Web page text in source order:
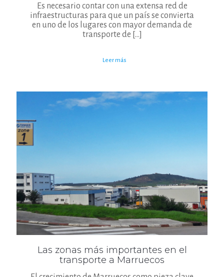
Es necesario contar con una extensa red de
infraestructuras para que un país se convierta
en uno de los lugares con mayor demanda de
transporte de […]
Leer más
Las zonas más importantes en el
transporte a Marruecos